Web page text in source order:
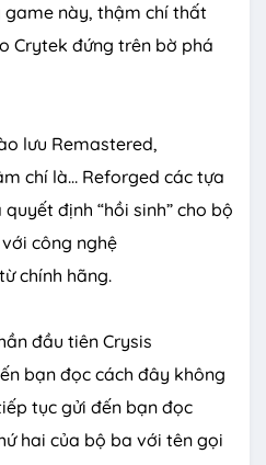
này, thậm chí thất
Crytek đứng trên bờ phá
lưu Remastered,
chí là… Reforged các tựa
định “hồi sinh” cho bộ
công nghệ
chính hãng.
đầu tiên Crysis
bạn đọc cách đây không
tục gửi đến bạn đọc
hai của bộ ba với tên gọi